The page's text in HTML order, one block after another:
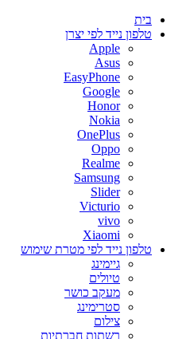
בית
טלפון נייד לפי יצרן
Apple
Asus
EasyPhone
Google
Honor
Nokia
OnePlus
Oppo
Realme
Samsung
Slider
Victurio
vivo
Xiaomi
טלפון נייד לפי מטרת שימוש
גיימינג
טיולים
מעקב כושר
סטרימינג
צילום
רשתות חברתיות